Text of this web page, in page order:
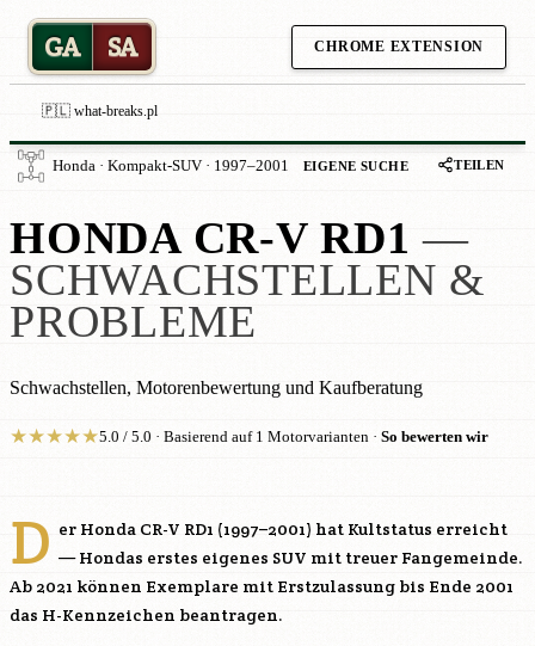
GA SA CHROME EXTENSION
🇵🇱 what-breaks.pl
Honda · Kompakt-SUV · 1997–2001 EIGENE SUCHE TEILEN
HONDA CR-V RD1 —
SCHWACHSTELLEN &
PROBLEME
Schwachstellen, Motorenbewertung und Kaufberatung
★★★★★5.0 / 5.0 · Basierend auf 1 Motorvarianten · So bewerten wir
D er Honda CR-V RD1 (1997–2001) hat Kultstatus erreicht
— Hondas erstes eigenes SUV mit treuer Fangemeinde.
Ab 2021 können Exemplare mit Erstzulassung bis Ende 2001
das H-Kennzeichen beantragen.